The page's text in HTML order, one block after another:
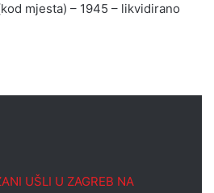
mjesta) – 1945 – likvidirano
UŠLI U ZAGREB NA